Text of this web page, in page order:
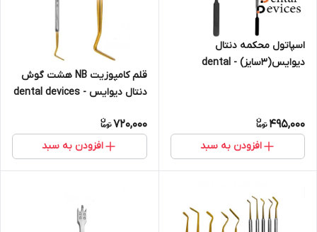
اسپاتول محکمه دنتال
دیوایس(3سایز) - dental
495,000
افزودن به سبد
قلم کامپوزیت NB هشت گوش
دنتال دیوایس - dental devices
720,000
افزودن به سبد